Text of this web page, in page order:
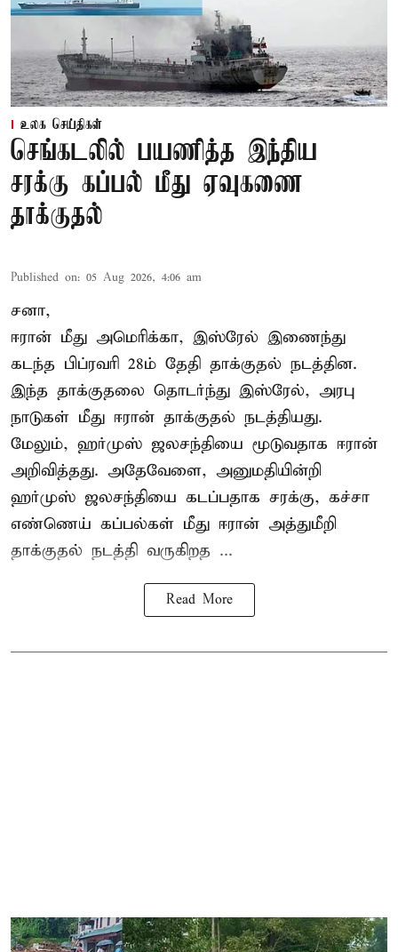
உலக செய்திகள்
செங்கடலில் பயணித்த இந்திய
சரக்கு கப்பல் மீது ஏவுகணை
தாக்குதல்
Published on: 05 Aug 2026, 4:06 am
சனா,
ஈரான் மீது அமெரிக்கா, இஸ்ரேல் இணைந்து
கடந்த பிப்ரவரி 28ம் தேதி தாக்குதல் நடத்தின.
இந்த தாக்குதலை தொடர்ந்து இஸ்ரேல், அரபு
நாடுகள் மீது ஈரான் தாக்குதல் நடத்தியது.
மேலும், ஹர்முஸ் ஜலசந்தியை மூடுவதாக ஈரான்
அறிவித்தது. அதேவேளை, அனுமதியின்றி
ஹர்முஸ் ஜலசந்தியை கடப்பதாக சரக்கு, கச்சா
எண்ணெய் கப்பல்கள் மீது ஈரான் அத்துமீறி
தாக்குதல் நடத்தி வருகிறத ...
Read More